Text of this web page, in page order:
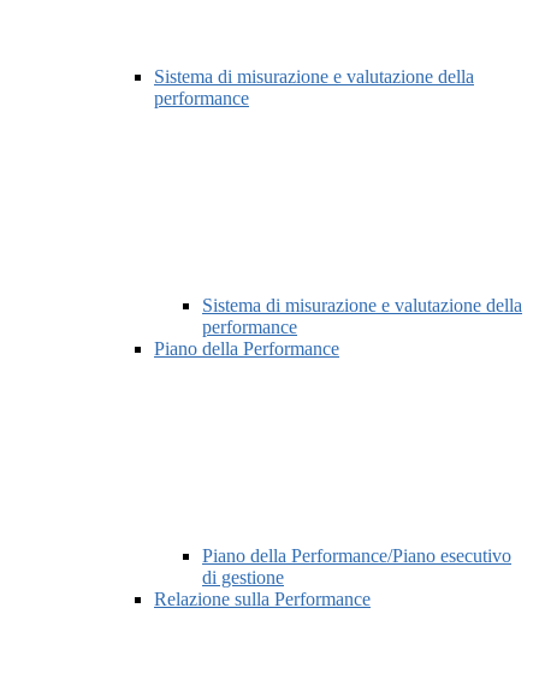
Sistema di misurazione e valutazione della
performance
Sistema di misurazione e valutazione della
performance
Piano della Performance
Piano della Performance/Piano esecutivo
di gestione
Relazione sulla Performance